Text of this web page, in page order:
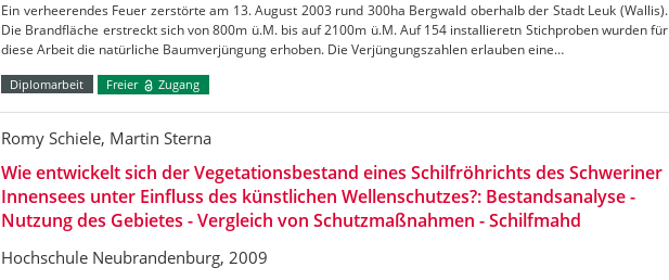
Ein verheerendes Feuer zerstörte am 13. August 2003 rund 300ha Bergwald oberhalb der Stadt Leuk (Wallis).
Die Brandfläche erstreckt sich von 800m ü.M. bis auf 2100m ü.M. Auf 154 installieretn Stichproben wurden für
diese Arbeit die natürliche Baumverjüngung erhoben. Die Verjüngungszahlen erlauben eine…
Diplomarbeit Freier Zugang
Romy Schiele, Martin Sterna
Wie entwickelt sich der Vegetationsbestand eines Schilfröhrichts des Schweriner
Innensees unter Einfluss des künstlichen Wellenschutzes?: Bestandsanalyse -
Nutzung des Gebietes - Vergleich von Schutzmaßnahmen - Schilfmahd
Hochschule Neubrandenburg, 2009